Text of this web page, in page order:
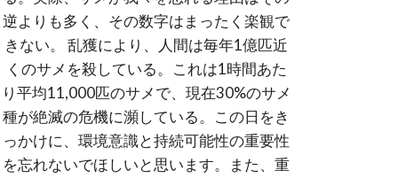
逆よりも多く、その数字はまったく楽観で
きない。 乱獲により、人間は毎年1億匹近
くのサメを殺している。これは1時間あた
り平均11,000匹のサメで、現在30%のサメ
種が絶滅の危機に瀕している。この日をき
っかけに、環境意識と持続可能性の重要性
を忘れないでほしいと思います。また、重